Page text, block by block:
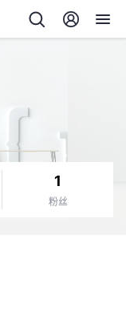
1
粉丝